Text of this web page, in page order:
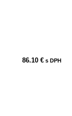
86.10 € s DPH